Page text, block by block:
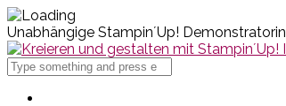
Unabhängige Stampin´Up! Demonstratorin
Search
for